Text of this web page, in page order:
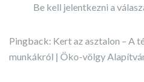
Be kell jelentkezni a
Pingback: Kert az asztalon – A
munkákról | Öko-völgy